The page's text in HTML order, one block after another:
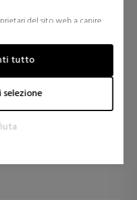
del sito web a capire
anonima.
utilizzati per tracciare i
utente e quindi quelli
e gli inserzionisti terzi.
tutto